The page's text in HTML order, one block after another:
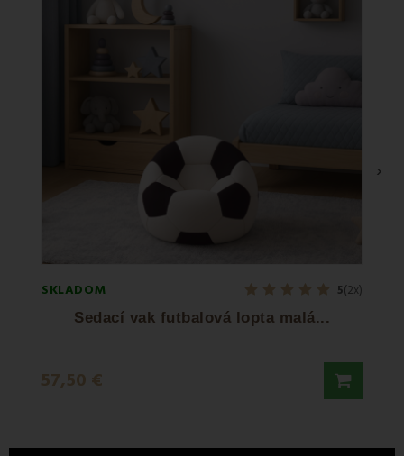
SKLADOM 5(2x)
Sedací vak futbalová lopta malá...
57,50 €
›